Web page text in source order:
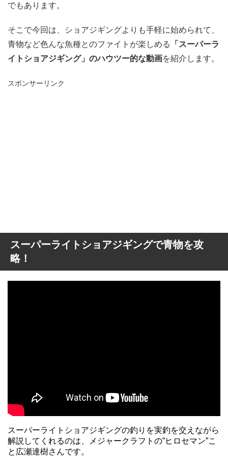
でもあります。
そこで今回は、ショアジギングよりも手軽に始められて、
青物など色んな魚種とのファイトが楽しめる
「スーパーラ
イトショアジギング」のハウツー的な動画を紹介します。
スポンサーリンク
スーパーライトショアジギングで青物を攻
略！
スーパーライトショアジギングの釣りを実釣を交えながら
解説してくれるのは、メジャークラフトの”ヒロセマン”こ
と広瀬達樹さんです。